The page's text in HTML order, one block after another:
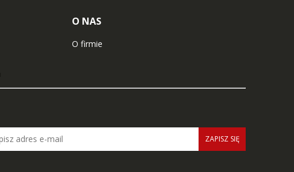
O NAS
O firmie
ZAPISZ SIĘ